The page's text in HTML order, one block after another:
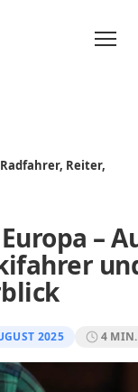
Reiter,
–
2025 4 MIN.